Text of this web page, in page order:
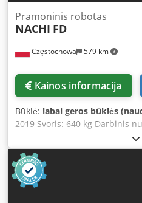
Częstochowa 579 km
Pramoninis robotas
NACHI FD
Kainos informacija
Būklė: labai geros būklės
2019 Svoris: 640 kg Darbinis
galia: 50 kg Chjdpfxoxg N Eyj